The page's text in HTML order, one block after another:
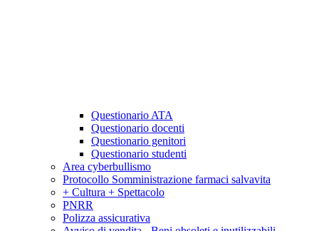
Questionario ATA
Questionario docenti
Questionario genitori
Questionario studenti
Area cyberbullismo
Protocollo Somministrazione farmaci salvavita
+ Cultura + Spettacolo
PNRR
Polizza assicurativa